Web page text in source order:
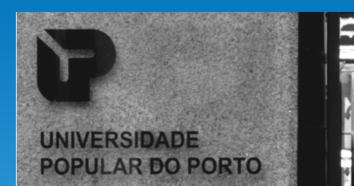
Universidade
Popular do
Porto
Associação
Cultural